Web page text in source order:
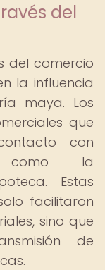
del
del comercio
la influencia
maya. Los
que
con
como la
Estas
facilitaron
sino que
de